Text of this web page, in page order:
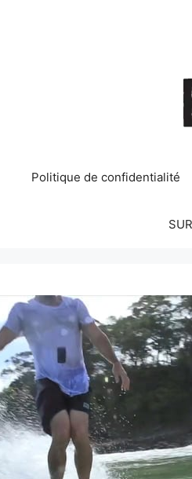
Politique de confidentialité